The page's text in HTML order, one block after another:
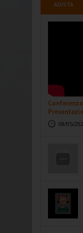
ADISTA
08/05/